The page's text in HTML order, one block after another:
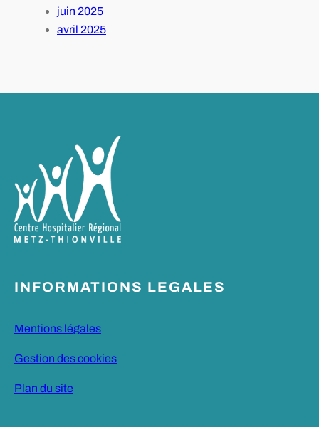
juin 2025
avril 2025
INFORMATIONS LEGALES
Mentions légales
Gestion des cookies
Plan du site